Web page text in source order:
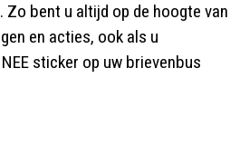
bent u altijd op de hoogte van
en acties, ook als u
sticker op uw brievenbus